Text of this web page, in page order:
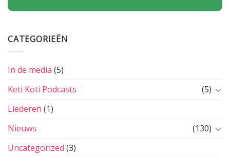
CATEGORIEËN
In de media (5)
Keti Koti Podcasts
(5)
Liederen (1)
Nieuws
(130)
Uncategorized (3)